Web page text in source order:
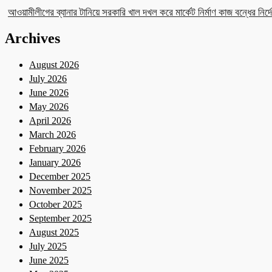
আওয়ামীলীগের ব্যানার টানিয়ে সরকারি খাল দখল করে মার্কেট নির্মাণ কাজ বন্ধের
Archives
August 2026
July 2026
June 2026
May 2026
April 2026
March 2026
February 2026
January 2026
December 2025
November 2025
October 2025
September 2025
August 2025
July 2025
June 2025